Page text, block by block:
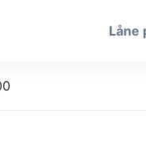
Låne